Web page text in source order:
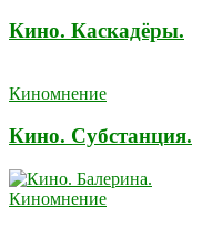
Кино. Каскадёры.
Киномнение
Кино. Субстанция.
Киномнение